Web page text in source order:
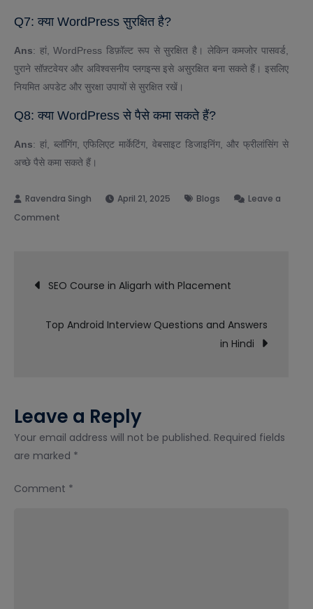
Q7: क्या WordPress सुरक्षित है?
Ans: हां, WordPress डिफ़ॉल्ट रूप से सुरक्षित है। लेकिन कमजोर पासवर्ड,
पुराने सॉफ़्टवेयर और अविश्वसनीय प्लगइन्स इसे असुरक्षित बना सकते हैं। इसलिए
नियमित अपडेट और सुरक्षा उपायों से सुरक्षित रखें।
Q8: क्या WordPress से पैसे कमा सकते हैं?
Ans: हां, ब्लॉगिंग, एफिलिएट मार्केटिंग, वेबसाइट डिजाइनिंग, और फ्रीलांसिंग से
अच्छे पैसे कमा सकते हैं।
April 21, 2025 Blogs
Leave a
Comment
in
|
जानकारी
Post
navigation
SEO Course in Aligarh with Placement
Top Android Interview Questions and Answers
in Hindi
Leave a Reply
Your email address will not be published. Required fields
are marked *
Comment *